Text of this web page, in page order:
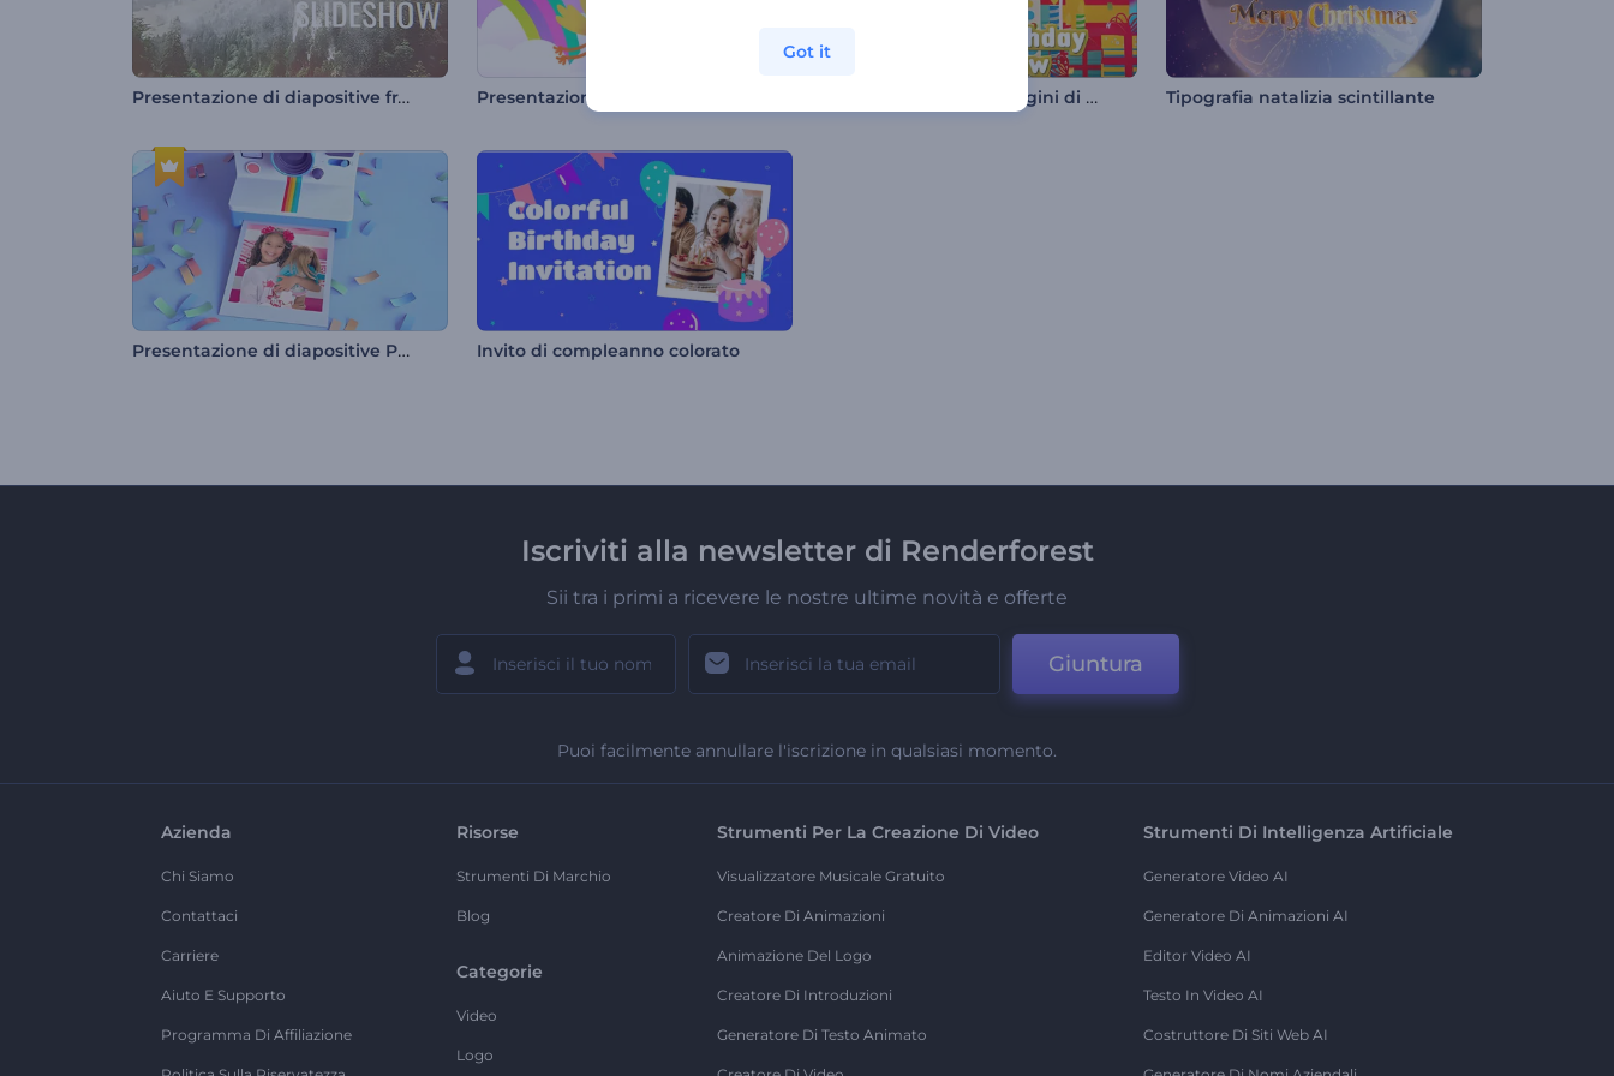
Presentazione di diapositive frantumate Presentazione di immagini di buon compleanno Tipografia natalizia scintillante
Presentazione di diapositive Polaroid in 3D per compleanno Invito di compleanno colorato
Iscriviti alla newsletter di Renderforest
Sii tra i primi a ricevere le nostre ultime novità e offerte
Giuntura
Puoi facilmente annullare l'iscrizione in qualsiasi momento.
Azienda
Chi Siamo
Contattaci
Carriere
Aiuto E Supporto
Programma Di Affiliazione
Risorse
Strumenti Di Marchio
Blog
Categorie
Video
Logo
Strumenti Per La Creazione Di Video
Visualizzatore Musicale Gratuito
Creatore Di Animazioni
Animazione Del Logo
Creatore Di Introduzioni
Generatore Di Testo Animato
Strumenti Di Intelligenza Artificiale
Generatore Video AI
Generatore Di Animazioni AI
Editor Video AI
Testo In Video AI
Costruttore Di Siti Web AI
Got it